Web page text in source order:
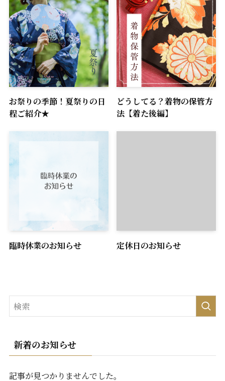
お祭りの季節！夏祭りの日
程ご紹介★
どうしてる？着物の保管方
法【着た後編】
臨時休業のお知らせ 定休日のお知らせ
新着のお知らせ
記事が見つかりませんでした。